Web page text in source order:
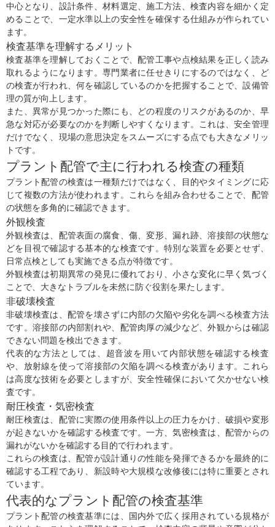
中心となり、設計条件、材料選定、施工方法、検査内容を細かく定
めることで、一定水準以上の安全性を確保する仕組みが作られてい
ます。
検査基準を理解するメリット
検査基準を理解しておくことで、配管工事や点検結果を正しく読み
取れるようになります。専門業者に任せきりにするのではなく、ど
の検査が行われ、何を確認しているのかを把握することで、設備管
理の質が向上します。
また、異常が見つかった際にも、どの程度のリスクがあるのか、早
急な対応が必要なのかを判断しやすくなります。これは、安全管理
だけでなく、現場の意思決定をスムーズにする点でも大きなメリッ
トです。
プラント配管で主に行われる検査の種類
プラント配管の検査は一種類だけではなく、目的やタイミングに応
じて複数の方法が使われます。これらを組み合わせることで、配管
の状態を多角的に確認できます。
外観検査
外観検査は、配管表面の腐食、傷、変形、漏れ跡、溶接部の状態な
どを目視で確認する基本的な検査です。特別な装置を必要とせず、
日常点検としても実施できる点が特徴です。
外観検査は初期異常の発見に優れており、小さな変化に早く気づく
ことで、大きなトラブルを未然に防ぐ役割を果たします。
非破壊検査
非破壊検査は、配管を壊さずに内部の欠陥や劣化を調べる検査方法
です。溶接部の内部割れや、配管肉厚の減少など、外観からは確認
できない問題を検出できます。
代表的な方法としては、超音波を用いて内部状態を確認する検査
や、放射線を使って溶接部の欠陥を調べる検査があります。これら
は高度な技術を必要としますが、安全性確保において欠かせない検
査です。
耐圧検査・気密検査
耐圧検査は、配管に実際の使用条件以上の圧力をかけ、破損や変形
が起きないかを確認する検査です。一方、気密検査は、配管からの
漏れがないかを確認する目的で行われます。
これらの検査は、配管が設計通りの性能を発揮できるかを最終的に
確認する工程であり、新設時や大規模な改修後には特に重要とされ
ています。
代表的なプラント配管の検査基準
プラント配管の検査基準には、国内外で広く採用されている規格が